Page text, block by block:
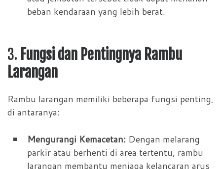
beban kendaraan yang lebih berat.
3. Fungsi dan Pentingnya Rambu
Larangan
Rambu larangan memiliki beberapa fungsi penting,
di antaranya:
Mengurangi Kemacetan: Dengan melarang
parkir atau berhenti di area tertentu, rambu
larangan membantu menjaga kelancaran arus